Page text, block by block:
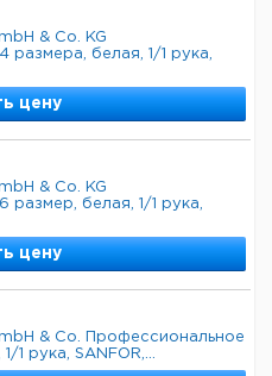
& Co. KG
белая, 1/1 рука,
цену
& Co. KG
белая, 1/1 рука,
цену
& Co. Профессиональное
1 рука, SANFOR,...